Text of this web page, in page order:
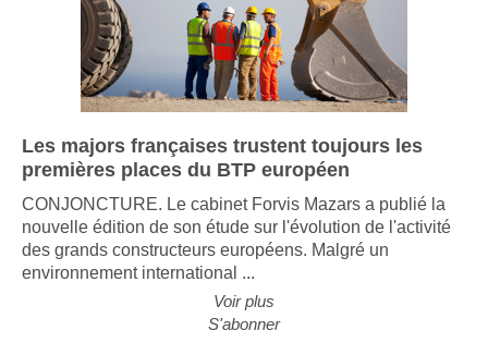
Les majors françaises trustent toujours les
premières places du BTP européen
CONJONCTURE. Le cabinet Forvis Mazars a publié la
nouvelle édition de son étude sur l'évolution de l'activité
des grands constructeurs européens. Malgré un
Voir plus